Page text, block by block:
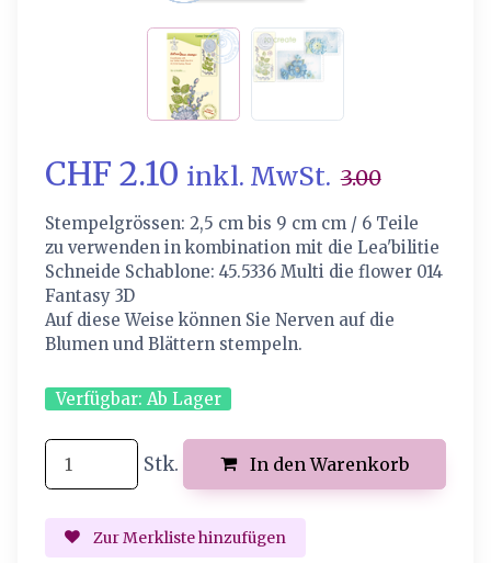
CHF 2.10 inkl. MwSt. 3.00
Stempelgrössen: 2,5 cm bis 9 cm cm / 6 Teile
zu verwenden in kombination mit die Lea'bilitie
Schneide Schablone: 45.5336 Multi die flower 014
Fantasy 3D
Auf diese Weise können Sie Nerven auf die
Blumen und Blättern stempeln.
Verfügbar: Ab Lager
Stk. In den Warenkorb
Zur Merkliste hinzufügen